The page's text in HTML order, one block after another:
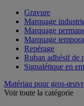
Gravure
Marquage
Marquage
Marquage
Repérage
Ruban adhésif de
Signalétique en
Matériau pour gros-
Voir toute la catégorie